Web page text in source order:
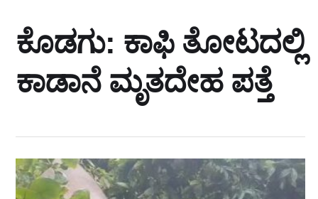
ಕೊಡಗು: ಕಾಫಿ ತೋಟದಲ್ಲಿ
ಕಾಡಾನೆ ಮೃತದೇಹ ಪತ್ತೆ